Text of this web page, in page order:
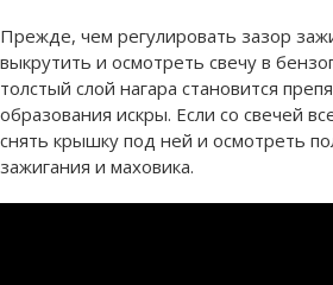
Прежде, чем регулировать зазор
выкрутить и осмотреть свечу в
толстый слой нагара становится
образования искры. Если со свечей
снять крышку под ней и осмотреть
зажигания и маховика.